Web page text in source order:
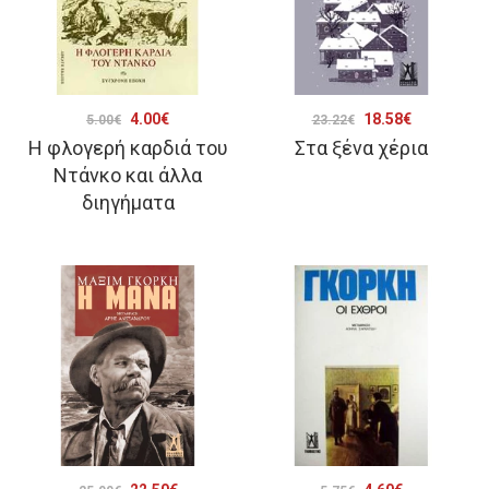
Η φλογερή καρδιά του
Ντάνκο και άλλα
διηγήματα
5.00€ Original
price
was:
5.00€.
4.00€Η
τρέχουσα
τιμή
είναι:
Στα ξένα χέρια
23.22€
Original
price
18.58€Η
τρέχουσα